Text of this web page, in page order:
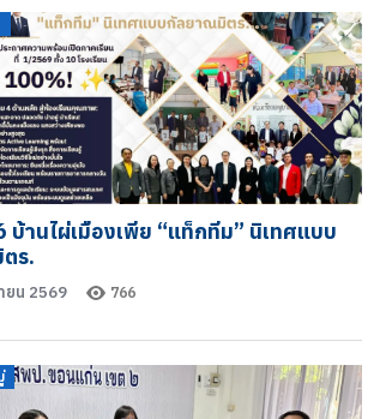
บ้านไผ่เมืองเพีย “แท็กทีม” นิเทศแบบ
ร.
ยน 2569 766